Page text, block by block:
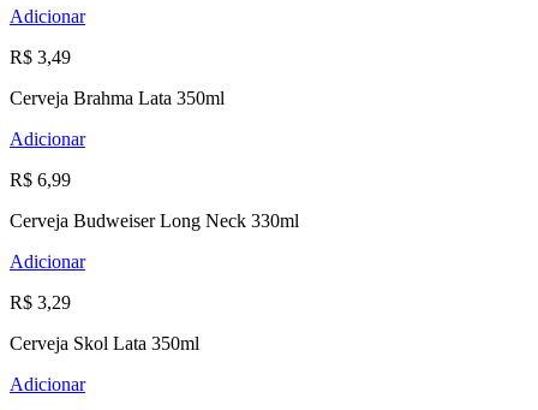
Adicionar
R$ 3,49
Cerveja Brahma Lata 350ml
Adicionar
R$ 6,99
Cerveja Budweiser Long Neck 330ml
Adicionar
R$ 3,29
Cerveja Skol Lata 350ml
Adicionar